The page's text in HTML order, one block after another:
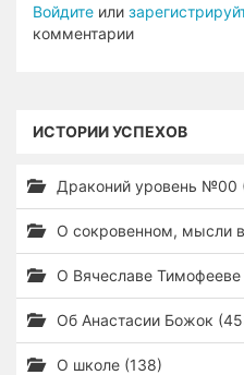
Войдите или
комментарии
ИСТОРИИ УСПЕХОВ
Драконий уровень №00
О сокровенном, мысли
О Вячеславе Тимофееве
Об Анастасии Божок
О школе (138)